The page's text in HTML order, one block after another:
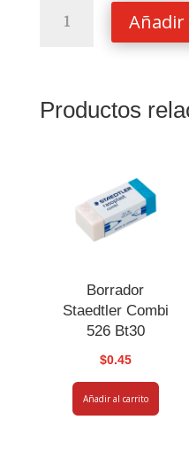
Mapa
Productos
Borrador
Staedtler Combi
526 Bt30
$0.45
Añadir al carrito